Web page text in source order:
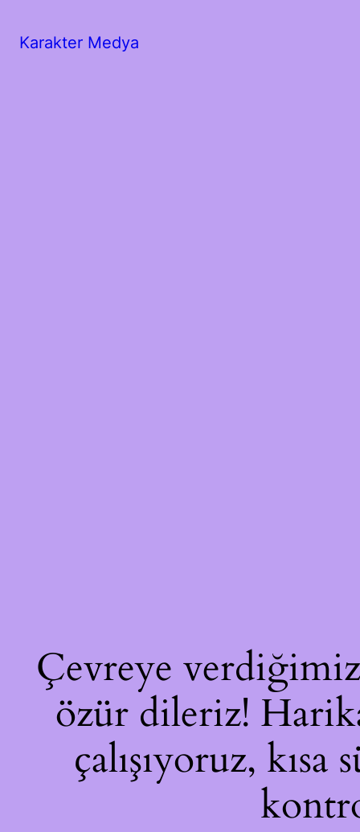
Karakter Medya
Çevreye verdiğimiz
özür dileriz!
çalışıyoruz,